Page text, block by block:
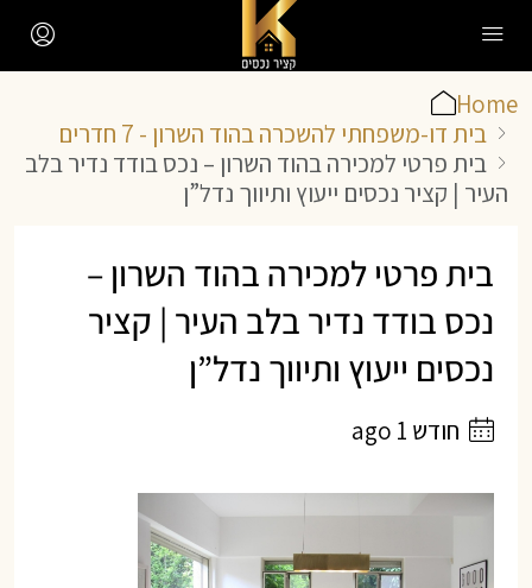
Home
בית דו-משפחתי להשכרה בהוד השרון - 7 חדרים
בית פרטי למכירה בהוד השרון – נכס בודד נדיר בלב
העיר | קציר נכסים ייעוץ ותיווך נדל”ן
בית פרטי למכירה בהוד השרון –
נכס בודד נדיר בלב העיר | קציר
נכסים ייעוץ ותיווך נדל”ן
חודש 1 ago